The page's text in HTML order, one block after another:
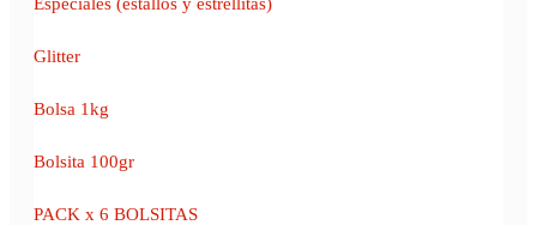
Glitter
Bolsa 1kg
Bolsita 100gr
PACK x 6 BOLSITAS